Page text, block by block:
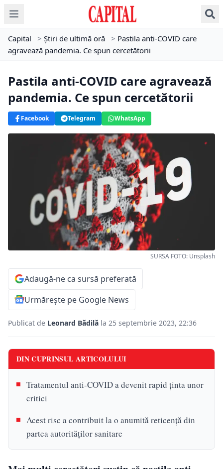
Capital > Știri de ultimă oră > Pastila anti-COVID care
agravează pandemia. Ce spun cercetătorii
Pastila anti-COVID care agravează
pandemia. Ce spun cercetătorii
Facebook Telegram WhatsApp
SURSA FOTO: Unsplash
Adaugă-ne ca sursă preferată
Urmărește pe Google News
Publicat de Leonard Bădilă la 25 septembrie 2023, 22:36
DIN CUPRINSUL ARTICOLULUI
Tratamentul anti-COVID a devenit rapid ținta unor
critici
Acest risc a contribuit la o anumită reticenţă din
partea autorităţilor sanitare